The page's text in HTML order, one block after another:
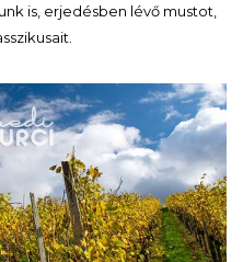
is, erjedésben lévő mustot,